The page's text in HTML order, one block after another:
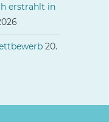
erstrahlt in
20.